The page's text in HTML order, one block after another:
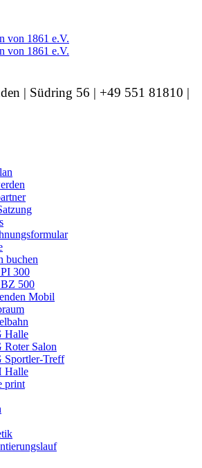
| Südring 56 | +49 551 81810 |
buchen
300
500
Mobil
Halle
Roter Salon
Sportler-Treff
Halle
print